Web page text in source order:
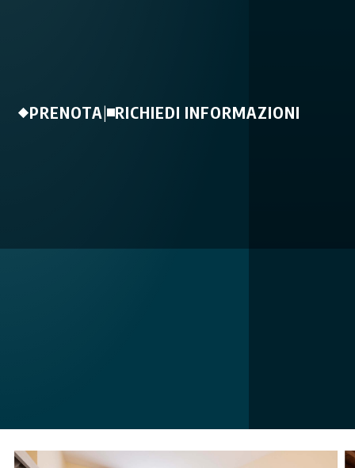
PRENOTA| RICHIEDI INFORMAZIONI